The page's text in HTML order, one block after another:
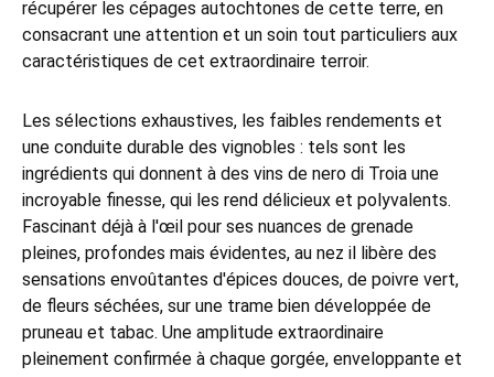
récupérer les cépages autochtones de cette terre, en
consacrant une attention et un soin tout particuliers aux
caractéristiques de cet extraordinaire terroir.
Les sélections exhaustives, les faibles rendements et
une conduite durable des vignobles : tels sont les
ingrédients qui donnent à des vins de nero di Troia une
incroyable finesse, qui les rend délicieux et polyvalents.
Fascinant déjà à l'œil pour ses nuances de grenade
pleines, profondes mais évidentes, au nez il libère des
sensations envoûtantes d'épices douces, de poivre vert,
de fleurs séchées, sur une trame bien développée de
pruneau et tabac. Une amplitude extraordinaire
pleinement confirmée à chaque gorgée, enveloppante et